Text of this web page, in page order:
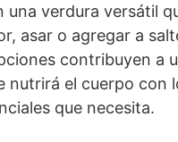
una verdura versátil
asar o agregar a
contribuyen a
nutrirá el cuerpo con
que necesita.